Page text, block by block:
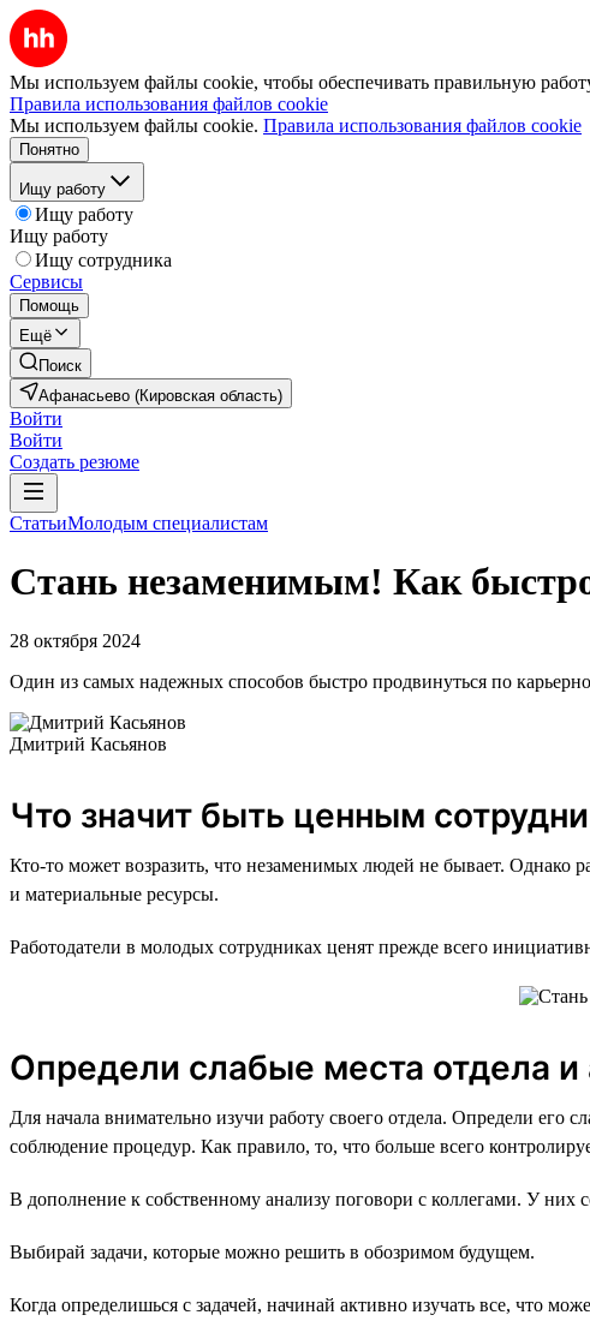
Мы используем файлы cookie, чтобы обеспечивать правильную
Правила использования файлов cookie
Мы используем файлы cookie. Правила использования файлов cookie
Понятно
Ищу работу
Ищу работу
Ищу работу
Ищу сотрудника
Сервисы
Помощь
Ещё
Поиск
Афанасьево (Кировская область)
Войти
Войти
Создать резюме
СтатьиМолодым специалистам
Стань незаменимым! Как
28 октября 2024
Один из самых надежных способов быстро продвинуться по
Дмитрий Касьянов
Что значит быть ценным
Кто-то может возразить, что незаменимых людей не бывает. Однако
и материальные ресурсы.
Работодатели в молодых сотрудниках ценят прежде всего
Определи слабые места отдела и
Для начала внимательно изучи работу своего отдела. Определи его
соблюдение процедур. Как правило, то, что больше всего
В дополнение к собственному анализу поговори с коллегами. У
Выбирай задачи, которые можно решить в обозримом будущем.
Когда определишься с задачей, начинай активно изучать все, что